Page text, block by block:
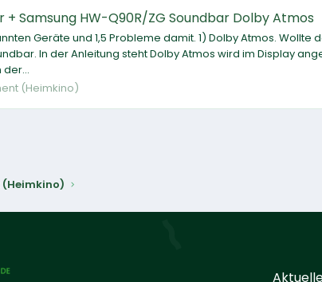
+ Samsung HW-Q90R/ZG Soundbar Dolby Atmos
Geräte und 1,5 Probleme damit. 1) Dolby Atmos.
In der Anleitung steht Dolby Atmos wird im Display
(Heimkino)